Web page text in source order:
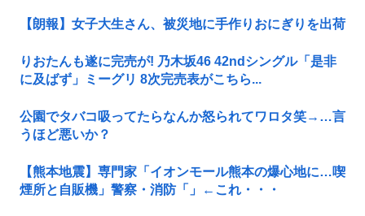
【朗報】女子大生さん、被災地に手作りおにぎりを出荷
りおたんも遂に完売が! 乃木坂46 42ndシングル「是非
に及ばず」ミーグリ 8次完売表がこちら...
公園でタバコ吸ってたらなんか怒られてワロタ笑→…言
うほど悪いか？
【熊本地震】専門家「イオンモール熊本の爆心地に…喫
煙所と自販機」警察・消防「」←これ・・・